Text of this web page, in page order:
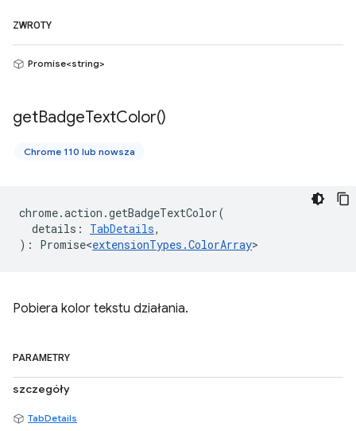
ZWROTY
Promise<string>
getBadgeTextColor()
Chrome 110 lub nowsza
chrome.action .getBadgeTextColor(
details : TabDetails,
) : Promise<extensionTypes .ColorArray>
Pobiera kolor tekstu działania.
PARAMETRY
szczegóły
TabDetails